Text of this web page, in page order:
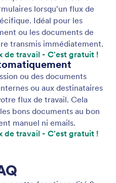
grâce aux
Flux de travail Jotform.
la progression dans la
ou dans les Tableaux
approbateur de
indépendante.